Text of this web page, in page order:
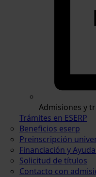
Admisiones y
Trámites en ESERP
Beneficios eserp
Preinscripción
Financiación y
Solicitud de títulos
Contacto con